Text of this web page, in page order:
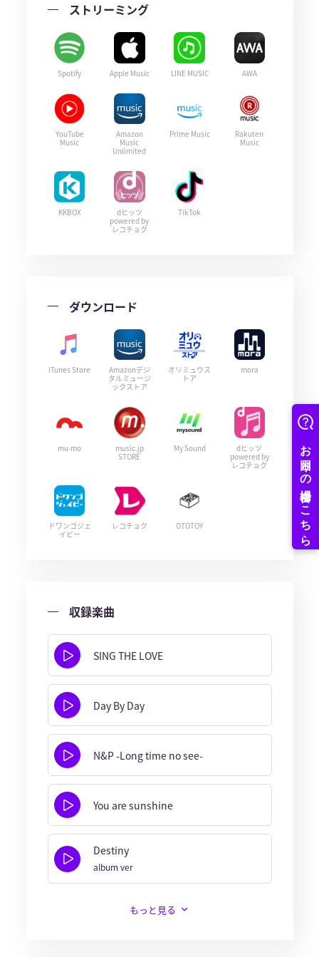
ストリーミング
Spotify Apple Music LINE MUSIC AWA
YouTube
Music
Amazon
Music
Unlimited
Prime Music
Rakuten
Music
KKBOX
dヒッツ
powered by
レコチョク
TikTok
ダウンロード
iTunes Store
Amazonデジ
タルミュージ
ックストア
オリミュウス
トア
mora
mu-mo
music.jp
STORE
My Sound
dヒッツ
powered by
レコチョク
ドワンゴジェ
イピー
レコチョク OTOTOY
収録楽曲
SING THE LOVE
Day By Day
N&P -Long time no see-
You are sunshine
Destiny
album ver
もっと見る